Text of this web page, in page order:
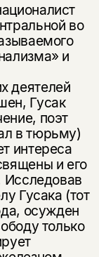
во
и
деятелей
Гусак
поэт
в тюрьму)
интереса
и его
Исследовав
Гусака (тот
осужден
только